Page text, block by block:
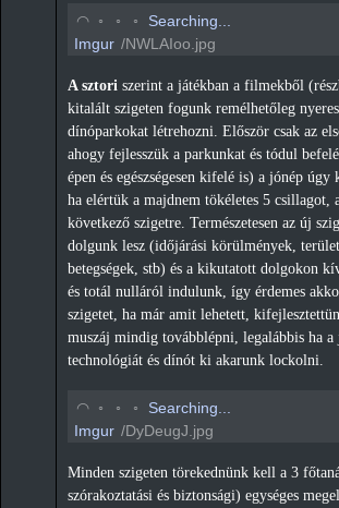
◡ ◦ ◦ ◦
Searching...
Imgur /NWLAIoo.jpg
A sztori szerint a játékban a filmekből
kitalált szigeten fogunk remélhetőleg
dínóparkokat létrehozni. Először csak az
ahogy fejlesszük a parkunkat és tódul
épen és egészségesen kifelé is) a jónép
ha elértük a majdnem tökéletes 5 csillagot,
következő szigetre. Természetesen az új
dolgunk lesz (időjárási körülmények,
betegségek, stb) és a kikutatott dolgokon
és totál nulláról indulunk, így érdemes
szigetet, ha már amit lehetett,
muszáj mindig továbblépni, legalábbis ha a
technológiát és dínót ki akarunk lockolni.
◡ ◦ ◦ ◦
Searching...
Imgur /DyDeugJ.jpg
Minden szigeten törekednünk kell a 3
szórakoztatási és biztonsági) egységes